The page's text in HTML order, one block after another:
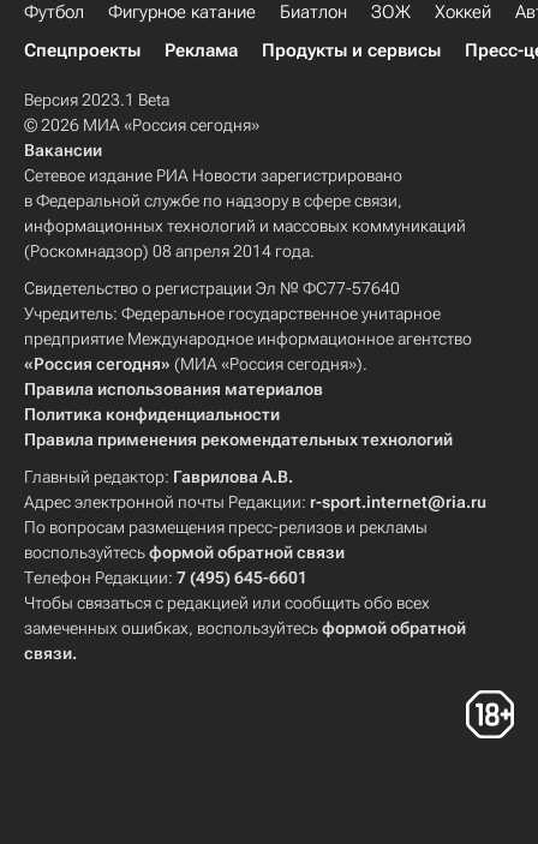
Футбол Фигурное катание Биатлон ЗОЖ Хоккей
Спецпроекты
Реклама Продукты и сервисы Пресс-
Версия 2023.1 Beta
© 2026 МИА «Россия сегодня»
Вакансии
Сетевое издание РИА Новости зарегистрировано
в Федеральной службе по надзору в сфере связи,
информационных технологий и массовых коммуникаций
(Роскомнадзор) 08 апреля 2014 года.
Свидетельство о регистрации Эл № ФС77-57640
Учредитель: Федеральное государственное унитарное
предприятие Международное информационное агентство
«Россия сегодня» (МИА «Россия сегодня»).
Правила использования материалов
Политика конфиденциальности
Правила применения рекомендательных технологий
Главный редактор: Гаврилова А.В.
Адрес электронной почты Редакции: r-sport.internet@ria.ru
По вопросам размещения пресс-релизов и рекламы
воспользуйтесьформой обратной связи
Телефон Редакции: 7 (495) 645-6601
Чтобы связаться с редакцией или сообщить обо всех
замеченных ошибках, воспользуйтесьформой обратной
связи.